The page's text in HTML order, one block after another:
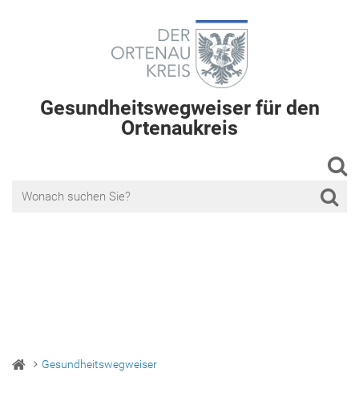
Gesundheitswegweiser für den
Ortenaukreis
Gesundheitswegweiser